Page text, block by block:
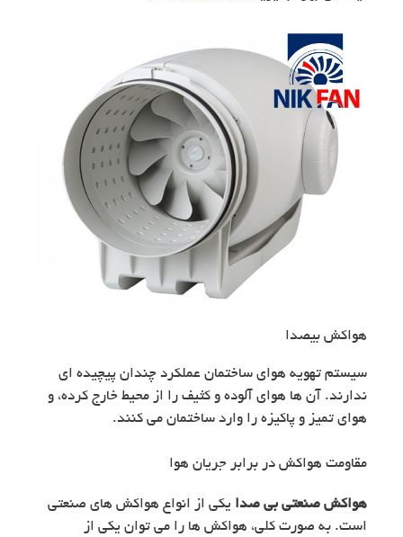
هواکش بیصدا
سیستم تهویه هوای ساختمان عملکرد چندان پیچیده ای
ندارند. آن ها هوای آلوده و کثیف را از محیط خارج کرده، و
هوای تمیز و پاکیزه را وارد ساختمان می کنند.
مقاومت هواکش در برابر جریان هوا
هواکش صنعتی بی صدا یکی از انواع هواکش های صنعتی
است. به صورت کلی، هواکش ها را می توان یکی از